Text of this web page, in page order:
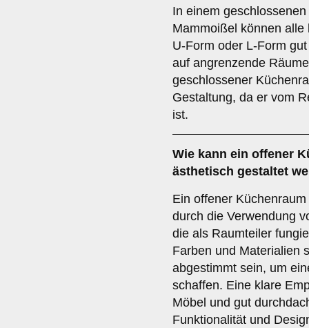
In einem
Mammoißel können
U-Form oder L-Form
auf angrenzende
geschlossener
Gestaltung, da er vom
ist.
Wie kann ein offener
ästhetisch gestaltet
Ein offener
durch die Verwendung
die als Raumteiler
Farben und Materialien
abgestimmt sein, um
schaffen. Eine klare
Möbel und gut
Funktionalität und